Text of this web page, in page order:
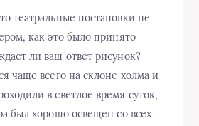
театральные постановки не
как это было принято
ли ваш ответ рисунок?
чаще всего на склоне холма и
в светлое время суток,
был хорошо освещен со всех